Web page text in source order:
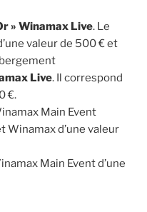
» Winamax Live. Le
valeur de 500 € et
Live. Il correspond
€.
Main Event
Winamax d’une valeur
Main Event d’une